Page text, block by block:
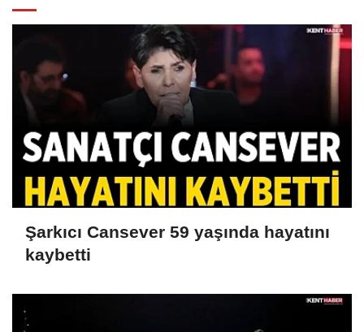
Şarkıcı Cansever 59 yaşında hayatını
kaybetti